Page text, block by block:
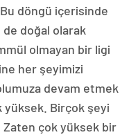
Bu döngü içerisinde
doğal olarak
olmayan bir ligi
her şeyimizi
devam etmek
yüksek. Birçok şeyi
Zaten çok yüksek bir